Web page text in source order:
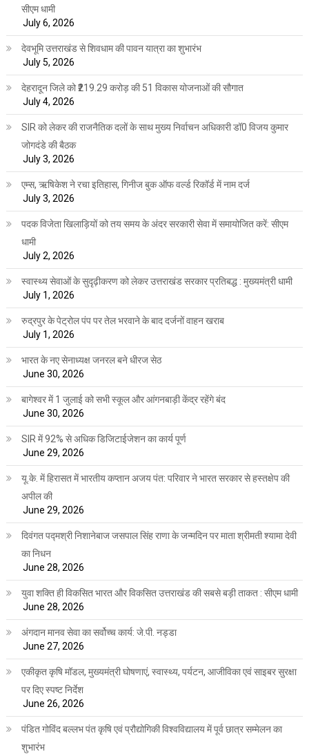
सीएम धामी
July 6, 2026
देवभूमि उत्तराखंड से शिवधाम की पावन यात्रा का शुभारंभ
July 5, 2026
देहरादून जिले को ₹219.29 करोड़ की 51 विकास योजनाओं की सौगात
July 4, 2026
SIR को लेकर की राजनैतिक दलों के साथ मुख्य निर्वाचन अधिकारी डॉ0 विजय कुमार
जोगदंडे की बैठक
July 3, 2026
एम्स, ऋषिकेश ने रचा इतिहास, गिनीज बुक ऑफ वर्ल्ड रिकॉर्ड में नाम दर्ज
July 3, 2026
पदक विजेता खिलाड़ियों को तय समय के अंदर सरकारी सेवा में समायोजित करें: सीएम
धामी
July 2, 2026
स्वास्थ्य सेवाओं के सुदृढ़ीकरण को लेकर उत्तराखंड सरकार प्रतिबद्ध : मुख्यमंत्री धामी
July 1, 2026
रुद्रपुर के पेट्रोल पंप पर तेल भरवाने के बाद दर्जनों वाहन खराब
July 1, 2026
भारत के नए सेनाध्यक्ष जनरल बने धीरज सेठ
June 30, 2026
बागेश्वर में 1 जुलाई को सभी स्कूल और आंगनबाड़ी केंद्र रहेंगे बंद
June 30, 2026
SIR में 92% से अधिक डिजिटाईजेशन का कार्य पूर्ण
June 29, 2026
यू.के. में हिरासत में भारतीय कप्तान अजय पंत: परिवार ने भारत सरकार से हस्तक्षेप की
अपील की
June 29, 2026
दिवंगत पद्मश्री निशानेबाज जसपाल सिंह राणा के जन्मदिन पर माता श्रीमती श्यामा देवी
का निधन
June 28, 2026
युवा शक्ति ही विकसित भारत और विकसित उत्तराखंड की सबसे बड़ी ताकत : सीएम धामी
June 28, 2026
अंगदान मानव सेवा का सर्वोच्च कार्य: जे.पी. नड्डा
June 27, 2026
एकीकृत कृषि मॉडल, मुख्यमंत्री घोषणाएं, स्वास्थ्य, पर्यटन, आजीविका एवं साइबर सुरक्षा
पर दिए स्पष्ट निर्देश
June 26, 2026
पंडित गोविंद बल्लभ पंत कृषि एवं प्रौद्योगिकी विश्वविद्यालय में पूर्व छात्र सम्मेलन का
शुभारंभ